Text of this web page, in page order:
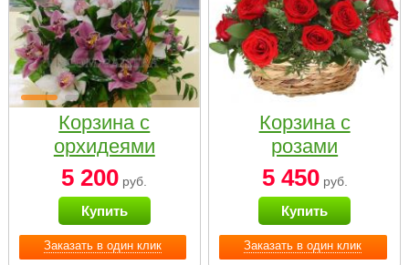
Заказать в один клик
Корзина с
орхидеями
малая
5 200 руб.
Купить
Заказать в один клик
Корзина с
розами
«Красный
Париж»
5 450руб.
Купить